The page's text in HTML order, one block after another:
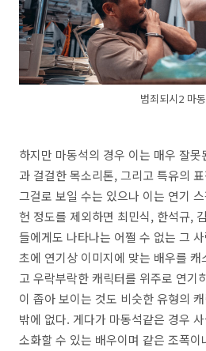
범죄되시2 마
하지만 마동석의 경우 이는 매우 잘
과 걸걸한 목소리톤, 그리고 특유의
그걸로 보일 수는 있으나 이는 연기
헌 정도를 제외하면 최민식, 한석규,
들에게도 나타나는 어쩔 수 없는 그
초에 연기상 이미지에 맞는 배우를 캐
고 우락부락한 캐릭터를 위주로 연기
이 좁아 보이는 것도 비슷한 유형의
밖에 없다. 게다가 마동석같은 경우
소화할 수 있는 배우이며 같은 조폭